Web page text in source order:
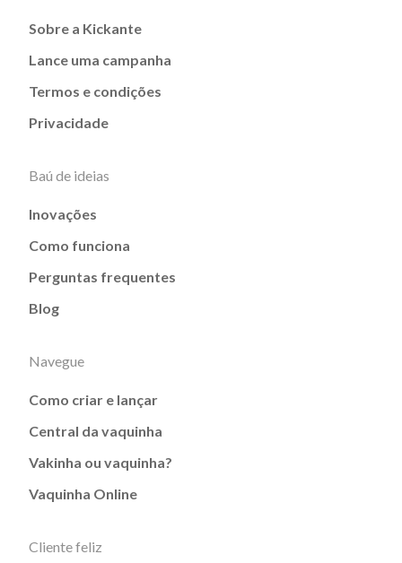
Sobre a Kickante
Lance uma campanha
Termos e condições
Privacidade
Baú de ideias
Inovações
Como funciona
Perguntas frequentes
Blog
Navegue
Como criar e lançar
Central da vaquinha
Vakinha ou vaquinha?
Vaquinha Online
Cliente feliz